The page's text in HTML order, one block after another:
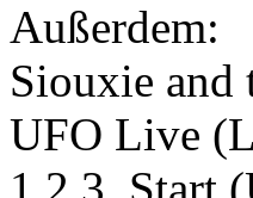
Außerdem:
Siouxie and
UFO Live